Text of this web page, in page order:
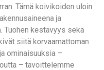
Tämä koivikoiden uloin
ja
Tuohen kestävyys sekä
siitä korvaamattoman
ominaisuuksia –
– tavoittelemme